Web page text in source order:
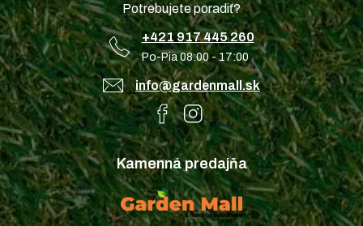
Potrebujete poradiť?
+421 917 445 260
Po-Pia 08:00 - 17:00
info@gardenmall.sk
Kamenná predajňa